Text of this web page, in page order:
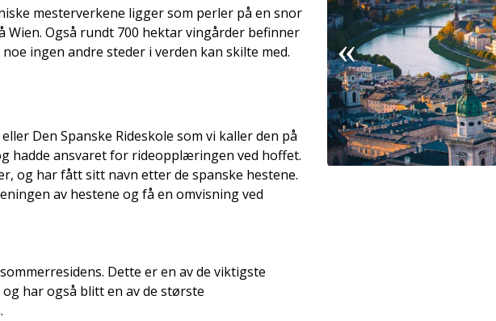
mesterverkene ligger som perler på en snor
Også rundt 700 hektar vingårder befinner
ingen andre steder i verden kan skilte med.
Den Spanske Rideskole som vi kaller den på
hadde ansvaret for rideopplæringen ved hoffet.
og har fått sitt navn etter de spanske hestene.
av hestene og få en omvisning ved
Dette er en av de viktigste
har også blitt en av de største